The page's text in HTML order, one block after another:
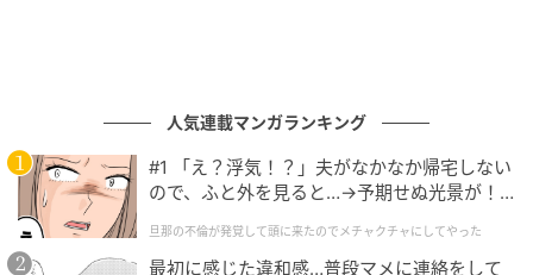
出典：リビングかごしまWeb人気連載マンガランキング
#1 「え？浮気！？」夫がなかなか帰宅しない
ので、ふと外を見ると…→予期せぬ光景が！
クチャにしてやった
旦那の不倫が発覚して頭に来たのでメチャクチャにしてやった
最初に感じた違和感…普段マメに連絡をして